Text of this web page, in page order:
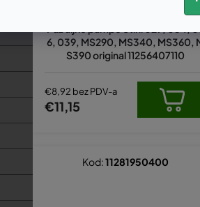
6, 039, MS290, MS340, MS360,
S390 original 11256407110
€8,92 bez PDV-a
€11,15
Kod:11281950400